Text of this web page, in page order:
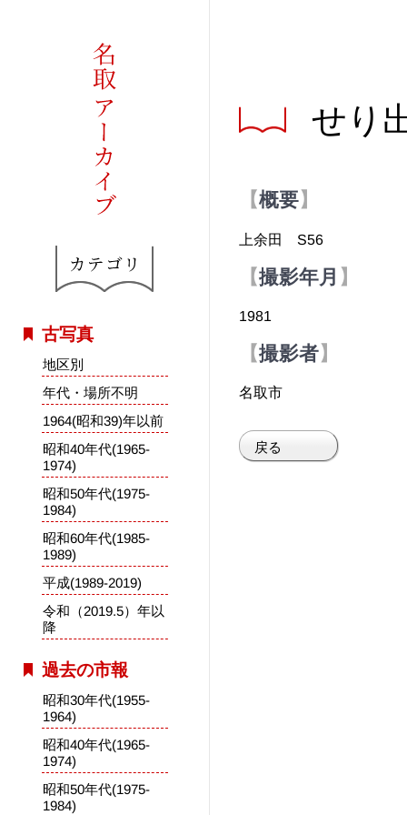
古写真
地区別
年代・場所不明
1964(昭和39)年以前
昭和40年代(1965-
1974)
昭和50年代(1975-
1984)
昭和60年代(1985-
1989)
平成(1989-2019)
令和（2019.5）年以
降
過去の市報
昭和30年代(1955-
1964)
昭和40年代(1965-
1974)
昭和50年代(1975-
1984)
せり
概要
上余田 S56
撮影年月
1981
撮影者
名取市
戻る